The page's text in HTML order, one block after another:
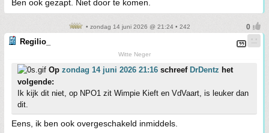
Ben ook gezapt. Niet door te komen.
• zondag 14 juni 2026 @ 21:24 • 242
Regilio_
Witte Neger
Op zondag 14 juni 2026 21:16 schreef DrDentz het
volgende:
Ik kijk dit niet, op NPO1 zit Wimpie Kieft en VdVaart, is leuker dan
dit.
Eens, ik ben ook overgeschakeld inmiddels.